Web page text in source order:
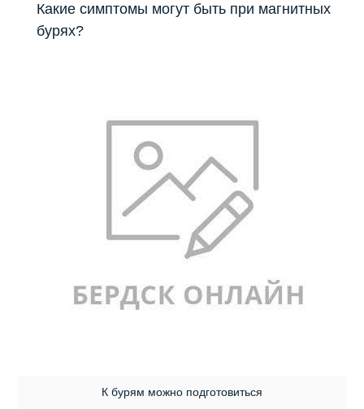
Какие симптомы могут быть при магнитных
бурях?
К бурям можно подготовиться